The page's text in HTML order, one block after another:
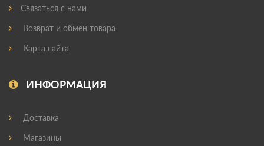
Связаться с нами
Возврат и обмен товара
Карта сайта
ИНФОРМАЦИЯ
Доставка
Магазины